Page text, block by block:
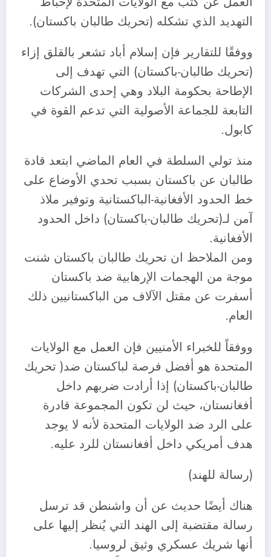
التهديد الذي تشكله (تحريك طالبان باكستان).
ووفقًا للتقارير فإن إسلام أباد تشعر بالقلق إزاء
(تحريك طالبان-باكستان) التي تهدف إلى
الإطاحة بحكومة البلاد وهي إحدى الشركات
التابعة للجماعة الأصولية التي تدعم القوة في
كابول.
منذ تولي السلطة في العام الماضي ابتعد قادة
طالبان عن باكستان بسبب تحدي الأوضاع على
خط الحدود الأفغانية-الباكستانية وتوفير ملاذ
آمن لـ(تحريك طالبان-باكستان) داخل الحدود
الأفغانية.
ومن الملاحظ ان تحريك طالبان باكستان شنت
موجة من الهجمات الإرهابية ضد باكستان
أسفرت عن مقتل الآلاف من الباكستانيين ذلك
العام.
ووفقاً للخبراء الأمنيين فإن العمل مع الولايات
المتحدة هو أفضل فرصة لباكستان ضد( تحريك
طالبان-باكستان) إذا أرادت ضربهم داخل
أفغانستان، حيث لن تكون المجموعة قادرة
على الرد ضد الولايات المتحدة لأنه لا يوجد
هدف أمريكي داخل أفغانستان للرد عليه.
(رسالة للهند)
هناك أيضًا حديث عن أن واشنطن قد ترسل
رسالة مقتضبة إلى الهند التي يُنظر إليها على
أنها شريك عسكري وثيق لروسيا.